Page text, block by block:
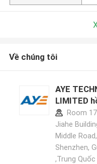
Về chúng tôi
AYE
LIMITED
Room
Jiahe
Middle
Shenzhen,
,Trung Quốc